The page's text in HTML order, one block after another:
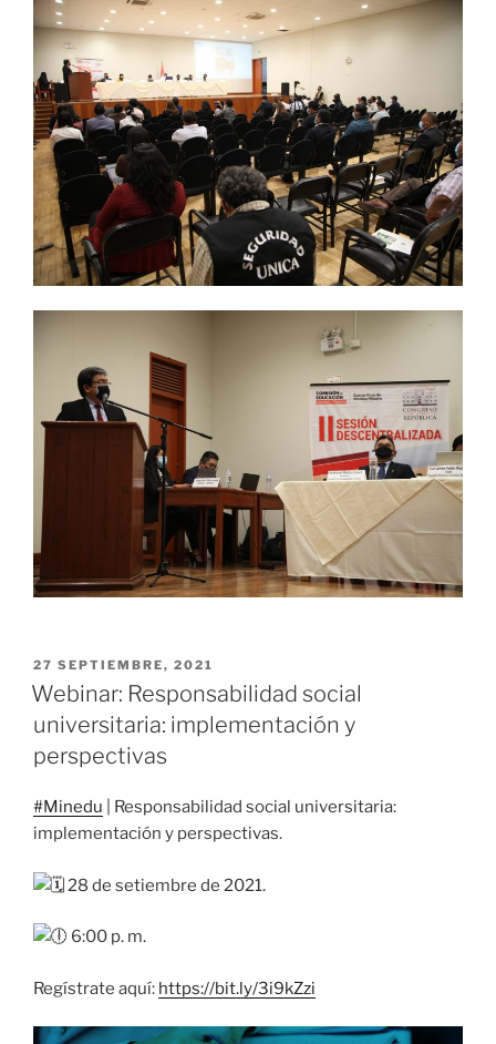
PUBLICADO
EL
27 SEPTIEMBRE, 2021
Webinar: Responsabilidad social
universitaria: implementación y
perspectivas
#Minedu | Responsabilidad social universitaria:
implementación y perspectivas.
28 de setiembre de 2021.
6:00 p. m.
Regístrate aquí: https://bit.ly/3i9kZzi